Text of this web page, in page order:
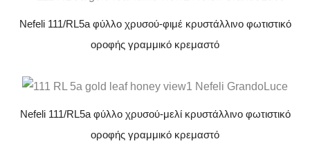
Nefeli 111/RL5a φύλλο χρυσού-φιμέ κρυστάλλινο φωτιστικό
οροφής γραμμικό κρεμαστό
Nefeli 111/RL5a φύλλο χρυσού-μελί κρυστάλλινο φωτιστικό
οροφής γραμμικό κρεμαστό